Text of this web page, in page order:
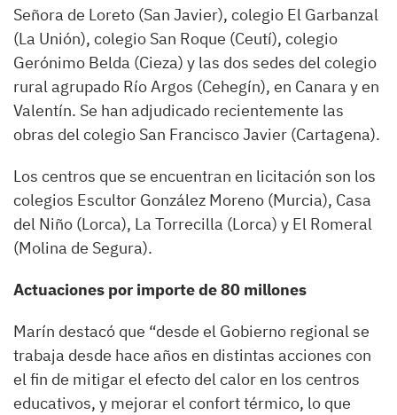
Señora de Loreto (San Javier), colegio El Garbanzal
(La Unión), colegio San Roque (Ceutí), colegio
Gerónimo Belda (Cieza) y las dos sedes del colegio
rural agrupado Río Argos (Cehegín), en Canara y en
Valentín. Se han adjudicado recientemente las
obras del colegio San Francisco Javier (Cartagena).
Los centros que se encuentran en licitación son los
colegios Escultor González Moreno (Murcia), Casa
del Niño (Lorca), La Torrecilla (Lorca) y El Romeral
(Molina de Segura).
Actuaciones por importe de 80 millones
Marín destacó que “desde el Gobierno regional se
trabaja desde hace años en distintas acciones con
el fin de mitigar el efecto del calor en los centros
educativos, y mejorar el confort térmico, lo que